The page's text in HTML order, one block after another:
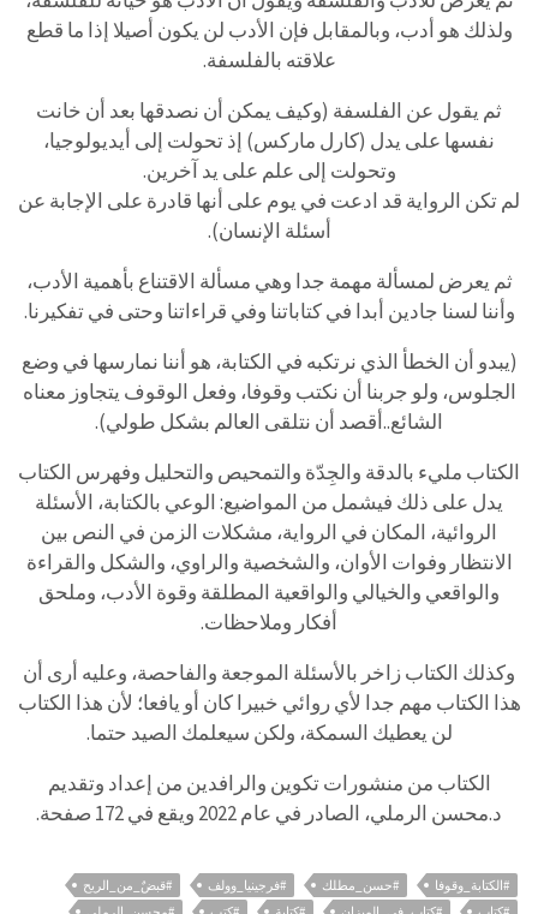
ولذلك هو أدب، وبالمقابل فإن الأدب لن يكون أصيلا إذا ما قطع
علاقته بالفلسفة.
ثم يقول عن الفلسفة (وكيف يمكن أن نصدقها بعد أن خانت
نفسها على يدل (كارل ماركس) إذ تحولت إلى أيديولوجيا،
وتحولت إلى علم على يد آخرين.
لم تكن الرواية قد ادعت في يوم على أنها قادرة على الإجابة عن
أسئلة الإنسان).
ثم يعرض لمسألة مهمة جدا وهي مسألة الاقتناع بأهمية الأدب،
وأننا لسنا جادين أبدا في كتاباتنا وفي قراءاتنا وحتى في تفكيرنا.
(يبدو أن الخطأ الذي نرتكبه في الكتابة، هو أننا نمارسها في وضع
الجلوس، ولو جربنا أن نكتب وقوفا، وفعل الوقوف يتجاوز معناه
الشائع..أقصد أن نتلقى العالم بشكل طولي).
الكتاب مليء بالدقة والجِدّة والتمحيص والتحليل وفهرس الكتاب
يدل على ذلك فيشمل من المواضيع: الوعي بالكتابة، الأسئلة
الروائية، المكان في الرواية، مشكلات الزمن في النص بين
الانتظار وفوات الأوان، والشخصية والراوي، والشكل والقراءة
والواقعي والخيالي والواقعية المطلقة وقوة الأدب، وملحق
أفكار وملاحظات.
وكذلك الكتاب زاخر بالأسئلة الموجعة والفاحصة، وعليه أرى أن
هذا الكتاب مهم جدا لأي روائي خبيرا كان أو يافعا؛ لأن هذا الكتاب
لن يعطيك السمكة، ولكن سيعلمك الصيد حتما.
الكتاب من منشورات تكوين والرافدين من إعداد وتقديم
د.محسن الرملي، الصادر في عام 2022 ويقع في 172 صفحة.
#الكتابة_وقوفا #حسن_مطلك #فرجينيا_وولف
#قبضٌ_من_الريح